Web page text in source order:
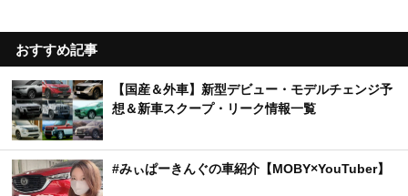
おすすめ記事
【国産＆外車】新型デビュー・モデルチェンジ予
想＆新車スクープ・リーク情報一覧
#みぃぱーきんぐの車紹介【MOBY×YouTuber】